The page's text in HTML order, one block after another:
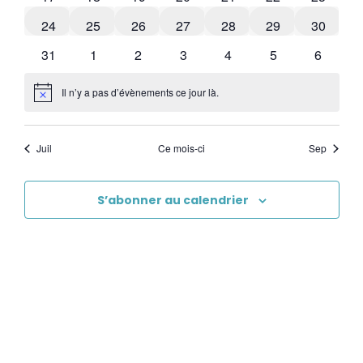
0 évènements
24 0 évènements
25 0 évènements
26 0 évènements
27 0 évènements
28 0 évènements
29 0
30
1 évènement
31 0 évènements
1 0 évènements
2 0 évènements
3 0 évènements
4 1 évènement
5 0
6
Notice Il n’y a pas d’évènements ce jour là.
Juil Ce mois-ci Sep
S’abonner au calendrier